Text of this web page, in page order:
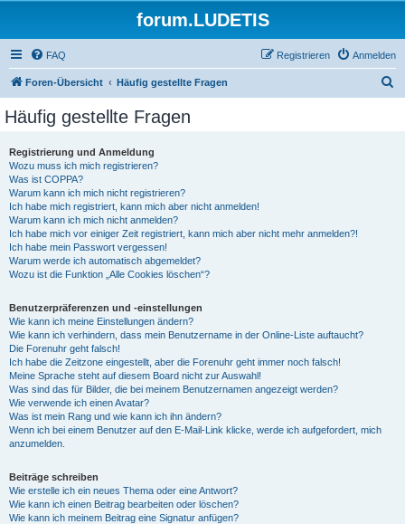
forum.LUDETIS
FAQ Anmelden
Registrieren
Foren-Übersicht Häufig gestellte Fragen
Häufig gestellte Fragen
Registrierung und Anmeldung
Wozu muss ich mich registrieren?
Was ist COPPA?
Warum kann ich mich nicht registrieren?
Ich habe mich registriert, kann mich aber nicht anmelden!
Warum kann ich mich nicht anmelden?
Ich habe mich vor einiger Zeit registriert, kann mich aber nicht mehr anmelden?!
Ich habe mein Passwort vergessen!
Warum werde ich automatisch abgemeldet?
Wozu ist die Funktion „Alle Cookies löschen“?
Benutzerpräferenzen und -einstellungen
Wie kann ich meine Einstellungen ändern?
Wie kann ich verhindern, dass mein Benutzername in der Online-Liste auftaucht?
Die Forenuhr geht falsch!
Ich habe die Zeitzone eingestellt, aber die Forenuhr geht immer noch falsch!
Meine Sprache steht auf diesem Board nicht zur Auswahl!
Was sind das für Bilder, die bei meinem Benutzernamen angezeigt werden?
Wie verwende ich einen Avatar?
Was ist mein Rang und wie kann ich ihn ändern?
Wenn ich bei einem Benutzer auf den E-Mail-Link klicke, werde ich aufgefordert, mich
anzumelden.
Beiträge schreiben
Wie erstelle ich ein neues Thema oder eine Antwort?
Wie kann ich einen Beitrag bearbeiten oder löschen?
Wie kann ich meinem Beitrag eine Signatur anfügen?